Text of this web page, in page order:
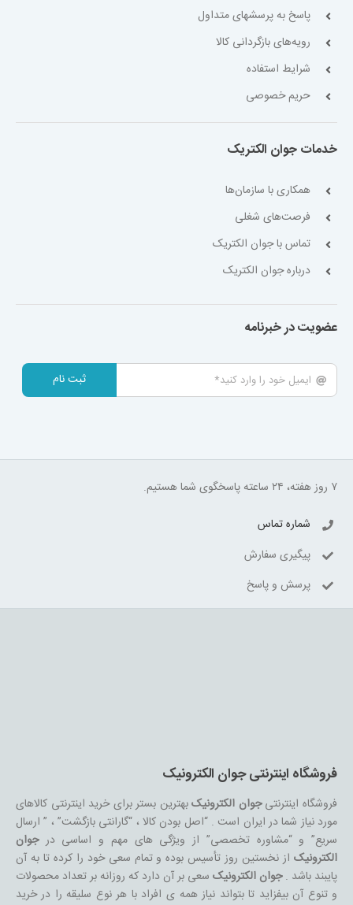
پاسخ به پرسشهای متداول
رویه‌های بازگردانی کالا
شرایط استفاده
حریم خصوصی
خدمات جوان الکتریک
همکاری با سازمان‌ها
فرصت‌های شغلی
تماس با جوان الکتریک
درباره جوان الکتریک
عضویت در خبرنامه
ثبت نام
۷ روز هفته، ۲۴ ساعته پاسخگوی شما هستیم.
شماره تماس
پیگیری سفارش
پرسش و پاسخ
فروشگاه اینترنتی جوان الکترونیک
فروشگاه اینترنتیجوان الکترونیکبهترین بستر برای خرید اینترنتی کالاهای
مورد نیاز شما در ایران است . “اصل بودن کالا ، “گارانتی بازگشت” ، ” ارسال
سریع” و “مشاوره تخصصی” از ویژگی های مهم و اساسی درجوان
الکترونیکاز نخستین روز تأسیس بوده و تمام سعی خود را کرده تا به آن
پایبند باشد .جوان الکترونیکسعی بر آن دارد که روزانه بر تعداد محصولات
و تنوع آن بیفزاید تا بتواند نیاز همه ی افراد با هر نوع سلیقه را در خرید